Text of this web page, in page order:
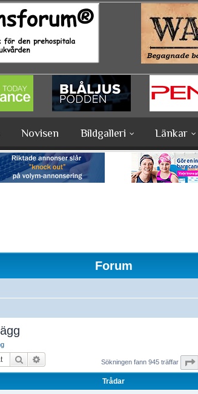
Novisen Bildgalleri Länkar